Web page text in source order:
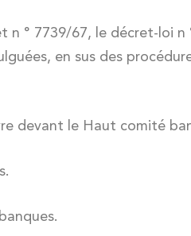
n ° 7739/67, le décret-loi n
en sus des
devant le Haut comité